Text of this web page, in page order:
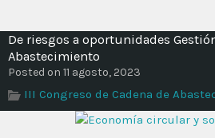
De riesgos a oportunidades
Abastecimiento
Posted on 11 agosto, 2023
III Congreso de Cadena de